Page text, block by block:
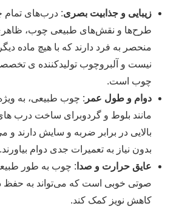
زیبایی و جذابیت بصری: درب‌های تمام
طرح‌ها و نقش‌های طبیعی چوب، ظاهری
منحصر به فرد دارند که با هیچ ماده
نیست و آلبروچوب تولیدکننده ی
چوب است.
دوام و طول عمر : چوب طبیعی، به
مانند بلوط و گردوبرای ساخت درب
بالایی در برابر ضربه و سایش دارند و
بدون نیاز به تعمیرات جدی دوام بیاورند.
عایق حرارت و صدا : چوب به طور
صوتی خوبی است که می‌تواند به حفظ
کاهش نویز کمک کند.